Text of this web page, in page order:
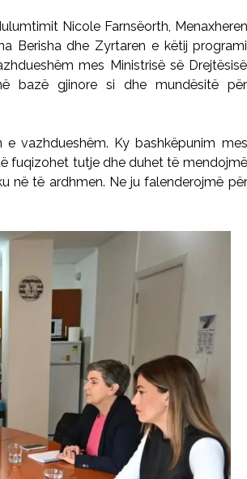
Nicole Farnsëorth, Menaxheren
Berisha dhe Zyrtaren e këtij programi
mes Ministrisë së Drejtësisë
bazë gjinore si dhe mundësitë për
vazhdueshëm. Ky bashkëpunim mes
fuqizohet tutje dhe duhet të mendojmë
në të ardhmen. Ne ju falenderojmë për